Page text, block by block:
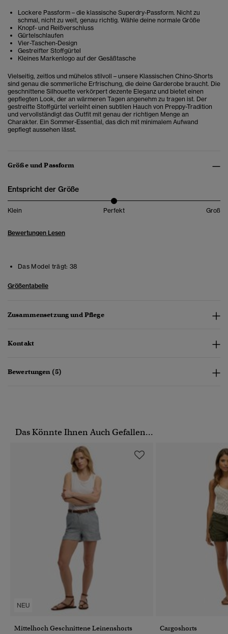
Lockere Passform – die klassische Superdry-Passform. Nicht zu
schmal, nicht zu weit, genau richtig. Wähle deine normale Größe
Knopf- und Reißverschluss
Gürtelschlaufen
Vier-Taschen-Design
Gestreifter Stoffgürtel
Kleines Markenlogo auf der Gesäßtasche
Vielseitig, zeitlos und mühelos stilvoll – unsere Klassischen Chino-Shorts
sind genau die sommerliche Erfrischung, die deine Garderobe braucht. Die
geschnittene Silhouette verkörpert dezente Eleganz und bietet einen
gepflegten Look, der an wärmeren Tagen angenehm zu tragen ist. Der
gestreifte Stoffgürtel verleiht einen subtilen Hauch von Preppy-Tradition
und vervollständigt das Outfit mit genau der richtigen Menge an
Charakter. Ein Sommer-Essential, das dich mit minimalem Aufwand
gepflegt aussehen lässt.
Größe und Passform
Entspricht der Größe
Klein Perfekt Groß
Bewertungen Lesen
Das Model trägt: 38
Größentabelle
Zusammensetzung und Pflege
Kontakt
Bewertungen (5)
Das Könnte Ihnen Auch Gefallen...
NEU
Mittelhoch Geschnittene Leinenshorts Cargoshorts